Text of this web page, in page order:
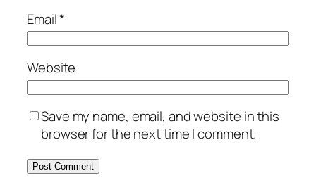
Email*
Website
Save my name, email, and website in this
browser for the next time I comment.